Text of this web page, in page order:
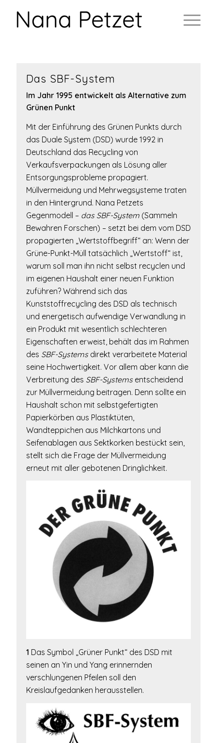
Das SBF-System
Im Jahr 1995 entwickelt als Alternative zum
Grünen Punkt
Mit der Einführung des Grünen Punkts durch
das Duale System (DSD) wurde 1992 in
Deutschland das Recycling von
Verkaufsverpackungen als Lösung aller
Entsorgungsprobleme propagiert.
Müllvermeidung und Mehrwegsysteme traten
in den Hintergrund. Nana Petzets
Gegenmodell – das SBF-System(Sammeln
Bewahren Forschen) – setzt bei dem vom DSD
propagierten „Wertstoffbegriff“ an: Wenn der
Grüne-Punkt-Müll tatsächlich „Wertstoff“ ist,
warum soll man ihn nicht selbst recyclen und
im eigenen Haushalt einer neuen Funktion
zuführen? Während sich das
Kunststoffrecycling des DSD als technisch
und energetisch aufwendige Verwandlung in
ein Produkt mit wesentlich schlechteren
Eigenschaften erweist, behält das im Rahmen
des SBF-Systemsdirekt verarbeitete Material
seine Hochwertigkeit. Vor allem aber kann die
Verbreitung des SBF-Systemsentscheidend
zur Müllvermeidung beitragen. Denn sollte ein
Haushalt schon mit selbstgefertigten
Papierkörben aus Plastiktüten,
Wandteppichen aus Milchkartons und
Seifenablagen aus Sektkorken bestückt sein,
stellt sich die Frage der Müllvermeidung
erneut mit aller gebotenen Dringlichkeit.
1 Das Symbol „Grüner Punkt“ des DSD mit
seinen an Yin und Yang erinnernden
verschlungenen Pfeilen soll den
Kreislaufgedanken herausstellen.